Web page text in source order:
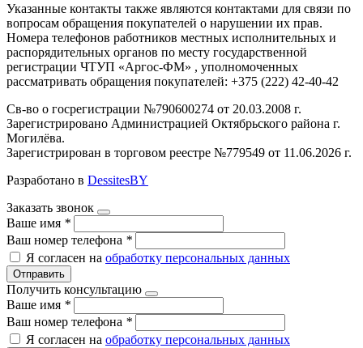
Указанные контакты также являются контактами для связи по
вопросам обращения покупателей о нарушении их прав.
Номера телефонов работников местных исполнительных и
распорядительных органов по месту государственной
регистрации ЧТУП «Аргос-ФМ» , уполномоченных
рассматривать обращения покупателей: +375 (222) 42-40-42
Св-во о госрегистрации №790600274 от 20.03.2008 г.
Зарегистрировано Администрацией Октябрьского района г.
Могилёва.
Зарегистрирован в торговом реестре №779549 от 11.06.2026 г.
Разработано в DessitesBY
Заказать звонок
Ваше имя *
Ваш номер телефона *
Я согласен на обработку персональных данных
Отправить
Получить консультацию
Ваше имя *
Ваш номер телефона *
Я согласен на обработку персональных данных